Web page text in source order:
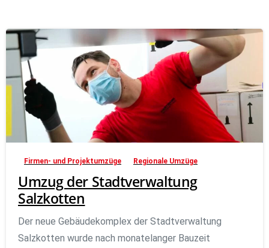
Firmen- und Projektumzüge Regionale Umzüge
Umzug der Stadtverwaltung
Salzkotten
Der neue Gebäudekomplex der Stadtverwaltung
Salzkotten wurde nach monatelanger Bauzeit